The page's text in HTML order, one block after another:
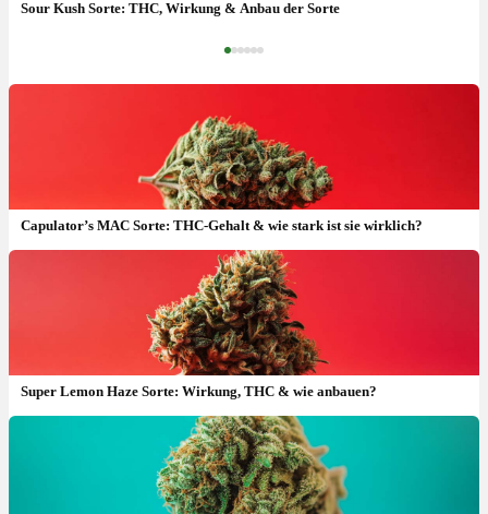
Sour Kush Sorte: THC, Wirkung & Anbau der Sorte
Capulator’s MAC Sorte: THC-Gehalt & wie stark ist sie wirklich?
Super Lemon Haze Sorte: Wirkung, THC & wie anbauen?